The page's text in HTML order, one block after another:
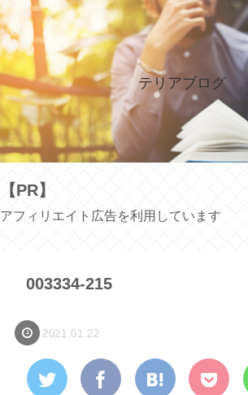
テリアブログ
【PR】
アフィリエイト広告を利用しています
003334-215
2021.01.22